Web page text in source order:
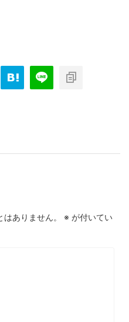
blog/wp-
sns-count-
ありません。 ※ が付いてい